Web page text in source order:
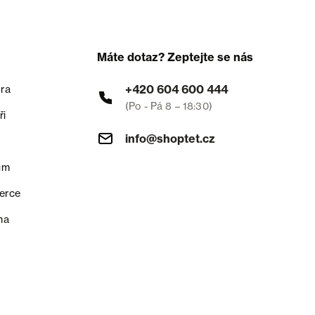
Máte dotaz? Zeptejte se nás
+420 604 600 444
(Po - Pá 8 – 18:30)
info@shoptet.cz